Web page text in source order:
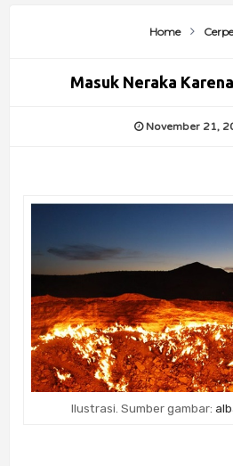
Home
Masuk Neraka
November 21,
Ilustrasi. Sumber gambar: